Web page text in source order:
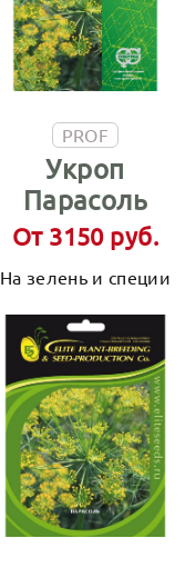
PROF
Укроп
Парасоль
От 3150 руб.
На зелень и специи